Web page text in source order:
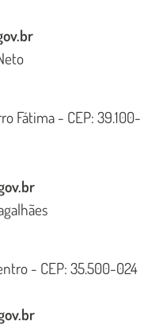
Fátima - CEP: 39.100-
- CEP: 35.500-024